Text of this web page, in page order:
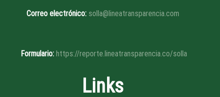
Correo electrónico: solla@lineatransparencia.com
Formulario: https://reporte.lineatransparencia.co/solla
Links